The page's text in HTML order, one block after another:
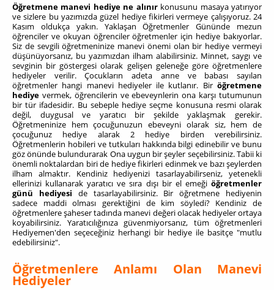
Öğretmene manevi hediye ne alınırkonusunu masaya yatırıyor
ve sizlere bu yazımızda güzel hediye fikirleri vermeye çalışıyoruz. 24
Kasım oldukça yakın. Yaklaşan Öğretmenler Gününde mezun
öğrenciler ve okuyan öğrenciler öğretmenler için hediye bakıyorlar.
Siz de sevgili öğretmeninize manevi önemi olan bir hediye vermeyi
düşünüyorsanız, bu yazımızdan ilham alabilirsiniz. Minnet, saygı ve
sevginin bir göstergesi olarak gelişen geleneğe göre öğretmenlere
hediyeler verilir. Çocukların adeta anne ve babası sayılan
öğretmenler hangi manevi hediyeler ile kutlanır. Bir öğretmene
hediye vermek, öğrencilerin ve ebeveynlerin ona karşı tutumunun
bir tür ifadesidir. Bu sebeple hediye seçme konusuna resmi olarak
değil, duygusal ve yaratıcı bir şekilde yaklaşmak gerekir.
Öğretmeninize hem çocuğunuzun ebeveyni olarak siz, hem de
çocuğunuz hediye alarak 2 hediye birden verebilirsiniz.
Öğretmenlerin hobileri ve tutkuları hakkında bilgi edinebilir ve bunu
göz önünde bulundurarak Ona uygun bir şeyler seçebilirsiniz. Tabii ki
önemli noktalardan biri de hediye fikirleri edinmek ve bazı şeylerden
ilham almaktır. Kendiniz hediyenizi tasarlayabilirseniz, yetenekli
ellerinizi kullanarak yaratıcı ve sıra dışı bir el emeği öğretmenler
günü hediyesi de tasarlayabilirsiniz. Bir öğretmene hediyenin
sadece maddi olması gerektiğini de kim söyledi? Kendiniz de
öğretmenlere şaheser tadında manevi değeri olacak hediyeler ortaya
koyabilirsiniz. Yaratıcılığınıza güvenmiyorsanız, tüm öğretmenleri
Hediyemen'den seçeceğiniz herhangi bir hediye ile basitçe "mutlu
edebilirsiniz".
Öğretmenlere Anlamı Olan Manevi
Hediyeler